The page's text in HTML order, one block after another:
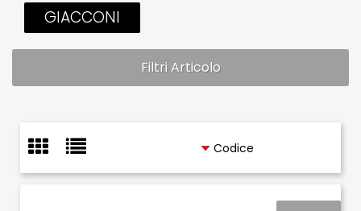
GIACCONI
Filtri Articolo